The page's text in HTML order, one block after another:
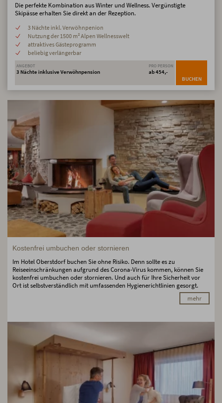
Die perfekte Kombination aus Winter und Wellness. Vergünstigte
Skipässe erhalten Sie direkt an der Rezeption.
3 Nächte inkl. Verwöhnpenion
Nutzung der 1500 m² Alpen Wellnesswelt
attraktives Gästeprogramm
beliebig verlängerbar
ANGEBOT
3 Nächte inklusive Verwöhnpension
PRO PERSON
ab 454,-
BUCHEN
Kostenfrei umbuchen oder stornieren
Im Hotel Oberstdorf buchen Sie ohne Risiko. Denn sollte es zu
Reiseeinschränkungen aufgrund des Corona-Virus kommen, können Sie
kostenfrei umbuchen oder stornieren. Und auch für Ihre Sicherheit vor
Ort ist selbstverständlich mit umfassenden Hygienerichtlinien gesorgt.
mehr